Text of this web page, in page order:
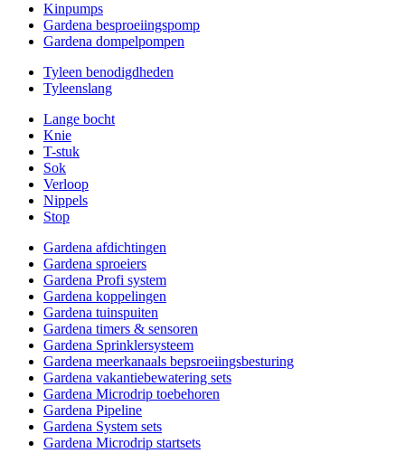
Kinpumps
Gardena besproeiingspomp
Gardena dompelpompen
Tyleen benodigdheden
Tyleenslang
Lange bocht
Knie
T-stuk
Sok
Verloop
Nippels
Stop
Gardena afdichtingen
Gardena sproeiers
Gardena Profi system
Gardena koppelingen
Gardena tuinspuiten
Gardena timers & sensoren
Gardena Sprinklersysteem
Gardena meerkanaals bepsroeiingsbesturing
Gardena vakantiebewatering sets
Gardena Microdrip toebehoren
Gardena Pipeline
Gardena System sets
Gardena Microdrip startsets